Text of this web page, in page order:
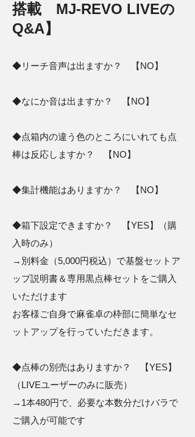
搭載 MJ-REVO LIVEの
Q&A】
◆リーチ音声は出ますか？ 【NO】
◆なにか音は出ますか？ 【NO】
◆点箱内の違う色のところにいれても点
棒は反応しますか？ 【NO】
◆集計機能はありますか？ 【NO】
◆箱下設定できますか？ 【YES】（購
入時のみ）
→別料金（5,000円税込）で基盤セットア
ップ説明書＆専用黒点棒セットをご購入
いただけます
お客様ご自身で麻雀卓の枠部に簡単なセ
ットアップを行っていただきます。
◆点棒の別売はありますか？ 【YES】
（LIVEユーザーのみに販売）
→1本480円で、必要な本数分だけバラで
ご購入が可能です